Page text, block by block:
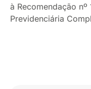
à Recomendação
Previdenciária